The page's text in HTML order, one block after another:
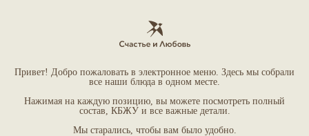
Привет! Добро пожаловать в электронное меню. Здесь мы собрали
все наши блюда в одном месте.
Нажимая на каждую позицию, вы можете посмотреть полный
состав, КБЖУ и все важные детали.
Мы старались, чтобы вам было удобно.